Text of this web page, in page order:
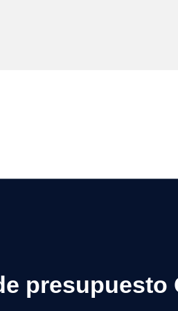
presupuesto